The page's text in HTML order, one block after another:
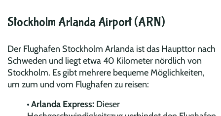
Stockholm Arlanda Airport (ARN)
Der Flughafen Stockholm Arlanda ist das Haupttor nach
Schweden und liegt etwa 40 Kilometer nördlich von
Stockholm. Es gibt mehrere bequeme Möglichkeiten,
um zum und vom Flughafen zu reisen:
Arlanda Express: Dieser